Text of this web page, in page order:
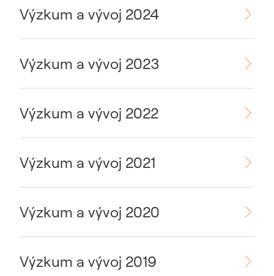
Výzkum a vývoj 2024
Výzkum a vývoj 2023
Výzkum a vývoj 2022
Výzkum a vývoj 2021
Výzkum a vývoj 2020
Výzkum a vývoj 2019